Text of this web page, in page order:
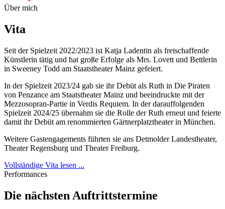
Über mich
Vita
Seit der Spielzeit 2022/2023 ist Katja Ladentin als freischaffende
Künstlerin tätig und hat große Erfolge als Mrs. Lovett und Bettlerin
in Sweeney Todd am Staatstheater Mainz gefeiert.
In der Spielzeit 2023/24 gab sie ihr Debüt als Ruth in Die Piraten
von Penzance am Staatstheater Mainz und beeindruckte mit der
Mezzosopran-Partie in Verdis Requiem. In der darauffolgenden
Spielzeit 2024/25 übernahm sie die Rolle der Ruth erneut und feierte
damit ihr Debüt am renommierten Gärtnerplatztheater in München.
Weitere Gastengagements führten sie ans Detmolder Landestheater,
Theater Regensburg und Theater Freiburg.
Vollständige Vita lesen ...
Performances
Die nächsten Auftrittstermine